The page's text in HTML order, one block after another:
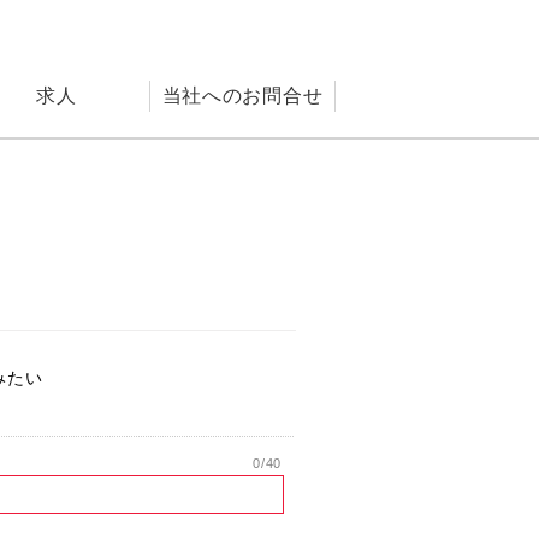
求人 当社へのお問合せ
たい
0/40